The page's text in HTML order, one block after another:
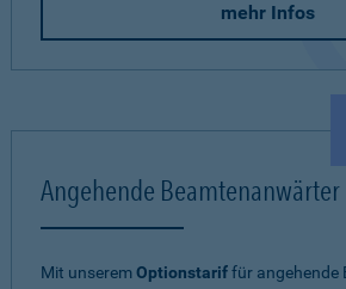
mehr Infos
Angehende Beamtenanwärter
Mit unseremOptionstariffür angehende